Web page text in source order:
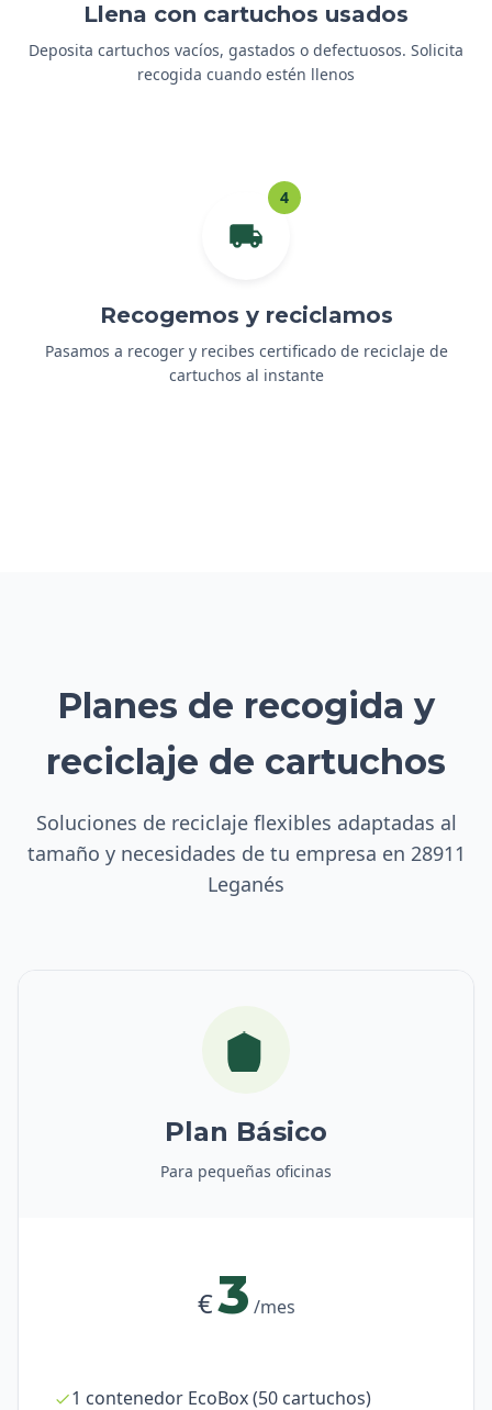
Llena con cartuchos usados
Deposita cartuchos vacíos, gastados o defectuosos. Solicita
recogida cuando estén llenos
4
Recogemos y reciclamos
Pasamos a recoger y recibes certificado de reciclaje de
cartuchos al instante
Planes de recogida y
reciclaje de cartuchos
Soluciones de reciclaje flexibles adaptadas al
tamaño y necesidades de tu empresa en 28911
Leganés
Plan Básico
Para pequeñas oficinas
€3 /mes
1 contenedor EcoBox (50 cartuchos)